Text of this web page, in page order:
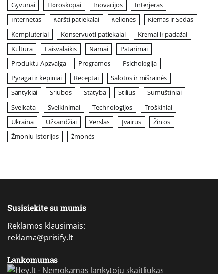
Gyvūnai
Horoskopai Inovacijos
Interjeras
Internetas
Karšti patiekalai Kelionės
Kiemas ir Sodas
Kompiuteriai
Konservuoti patiekalai
Kremai ir padažai
Kultūra
Laisvalaikis Namai
Patarimai
Produktu Apzvalga
Programos
Psichologija
Pyragai ir kepiniai
Receptai
Salotos ir mišrainės
Santykiai
Sriubos Statyba Stilius
Sumuštiniai
Sveikata
Sveikinimai Technologijos
Troškiniai
Ukraina
Užkandžiai Verslas Įvairūs
Žinios
Žmoniu-Istorijos
Žmonės
Susisiekite su mumis
Reklamos klausimais:
reklama@prisify.lt
Lankomumas